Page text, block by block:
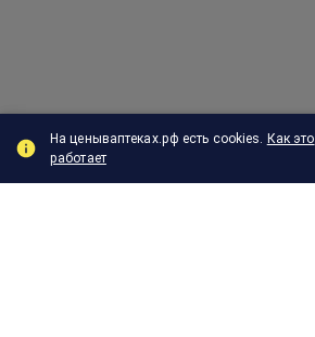
Поиск
На ценываптеках.рф есть cookies. Как это
работает